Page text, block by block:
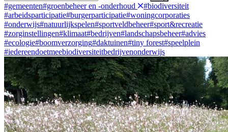
#gemeenten#groenbeheer en -onderhoud
#biodiversiteit
#arbeidsparticipatie#burgerparticipatie#woningcorporaties
#onderwijs#natuurlijkspelen#sportveldbeheer#sport&recreatie
#zorginstellingen#klimaat#bedrijven#landschapsbeheer#advies
#ecologie#boomverzorging#daktuinen#tiny forest#speelplein
#iedereendoetmeebiodiversiteitbedrijvenonderwijs